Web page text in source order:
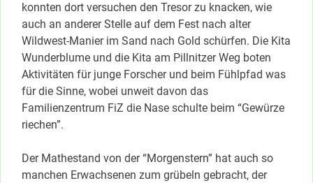
konnten dort versuchen den Tresor zu knacken, wie
auch an anderer Stelle auf dem Fest nach alter
Wildwest-Manier im Sand nach Gold schürfen. Die Kita
Wunderblume und die Kita am Pillnitzer Weg boten
Aktivitäten für junge Forscher und beim Fühlpfad was
für die Sinne, wobei unweit davon das
Familienzentrum FiZ die Nase schulte beim “Gewürze
riechen”.
Der Mathestand von der “Morgenstern” hat auch so
manchen Erwachsenen zum grübeln gebracht, der